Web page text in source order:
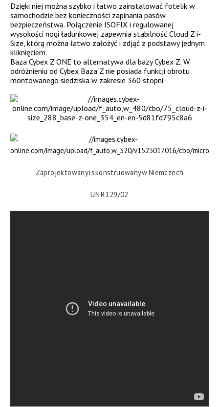
Dzięki niej można szybko i łatwo zainstalować fotelik w
samochodzie bez konieczności zapinania pasów
bezpieczeństwa. Połączenie ISOFIX i regulowanej
wysokości nogi ładunkowej zapewnia stabilność Cloud Z i-
Size, którą można łatwo założyć i zdjąć z podstawy jednym
kliknięciem.
Baza Cybex Z ONE to alternatywa dla bazy Cybex Z. W
odróżnieniu od Cybex Baza Z nie posiada funkcji obrotu
montowanego siedziska w zakresie 360 stopni.
Zaprojektowany i skonstruowany w Niemczech
UN R129/02